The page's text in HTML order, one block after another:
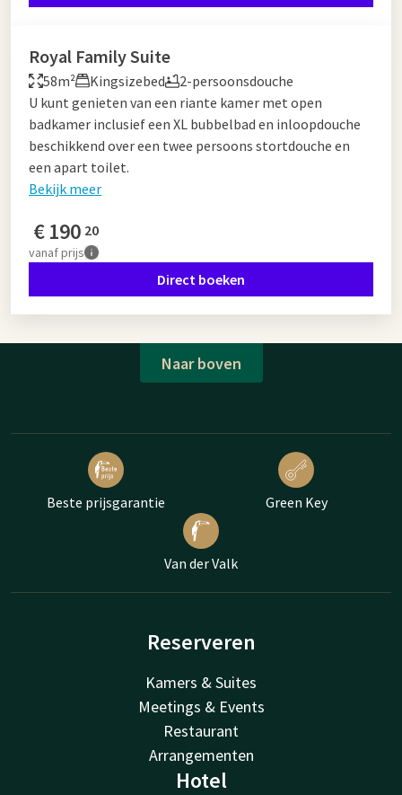
Royal Family Suite
58m² Kingsizebed
2-persoonsdouche
U kunt genieten van een riante kamer met open
badkamer inclusief een XL bubbelbad en inloopdouche
beschikkend over een twee persoons stortdouche en
een apart toilet.
Bekijk meer
€190 20
vanafprijs
Direct boeken
Naar boven
Beste prijsgarantie Green Key
Van der Valk
Reserveren
Kamers & Suites
Meetings & Events
Restaurant
Arrangementen
Hotel